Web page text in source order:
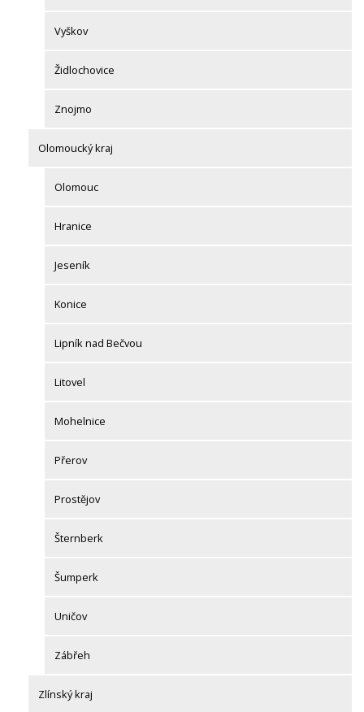
Vyškov
Židlochovice
Znojmo
Olomoucký kraj
Olomouc
Hranice
Jeseník
Konice
Lipník nad Bečvou
Litovel
Mohelnice
Přerov
Prostějov
Šternberk
Šumperk
Uničov
Zábřeh
Zlínský kraj